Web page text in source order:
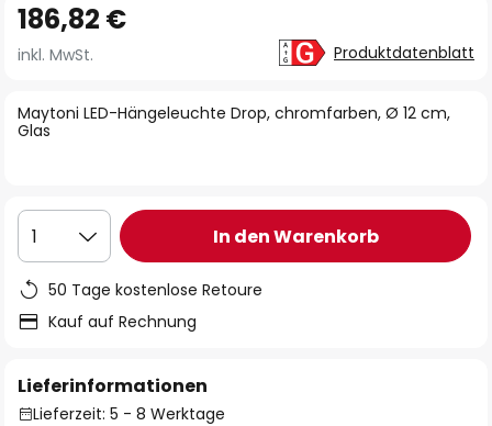
Anfang
der
springen
Maytoni LED-Hängeleuchte Drop, chromfarben, Ø 12 cm,
Glas
186,82 €
inkl. MwSt. Produktdatenblatt
1 In den Warenkorb
50 Tage kostenlose Retoure
Kauf auf Rechnung
Lieferinformationen
Lieferzeit: 5 - 8 Werktage